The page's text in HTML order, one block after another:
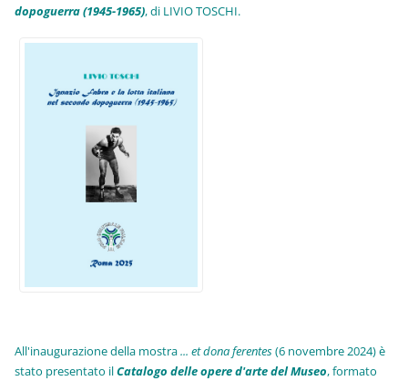
dopoguerra (1945-1965), di LIVIO TOSCHI.
All'inaugurazione della mostra... et dona ferentes(6 novembre 2024) è
stato presentato ilCatalogo delle opere d'arte del Museo, formato